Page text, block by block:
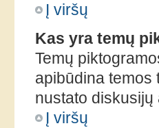
Į viršų
Kas yra temų
Temų
apibūdina temos
nustato
Į viršų